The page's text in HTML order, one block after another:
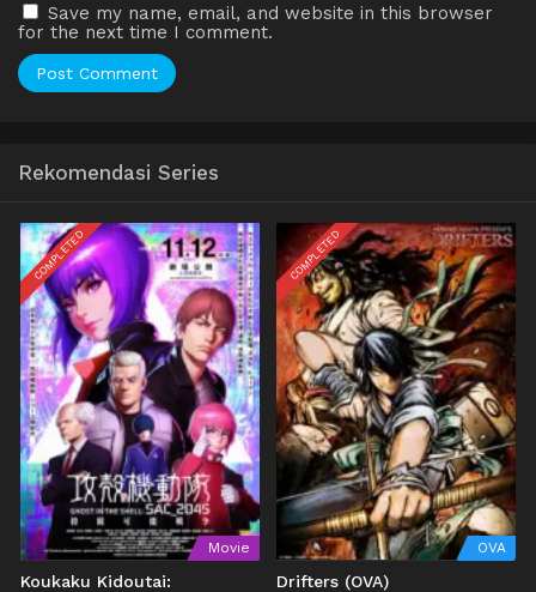
Save my name, email, and website in this browser
for the next time I comment.
Rekomendasi Series
COMPLETED
Movie
Koukaku Kidoutai:
COMPLETED
OVA
Drifters (OVA)